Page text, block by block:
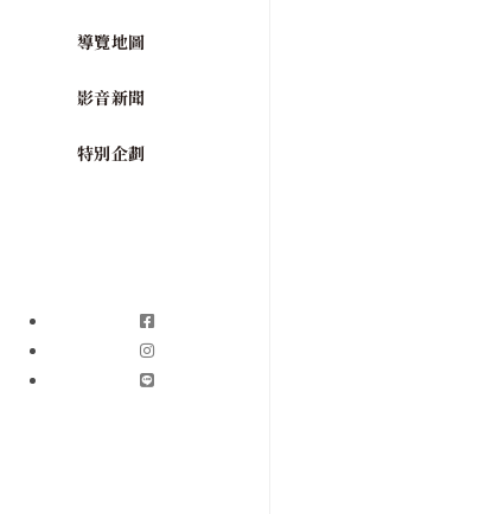
導覽地圖
影音新聞
特別企劃